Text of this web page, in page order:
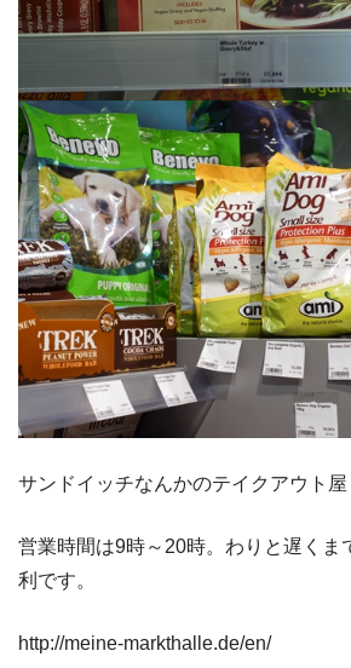
サンドイッチなんかのテイクアウト屋
営業時間は9時～20時。わりと遅くま
利です。
http://meine-markthalle.de/en/